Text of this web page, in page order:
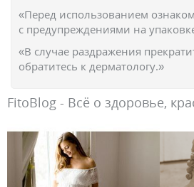
«Перед использованием
с предупреждениями на
«В случае раздражения
обратитесь к дерматологу.»
FitoBlog - Всё о здоровье,